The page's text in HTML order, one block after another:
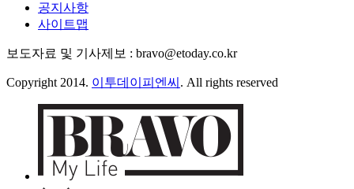
공지사항
사이트맵
보도자료 및 기사제보 : bravo@etoday.co.kr
Copyright 2014. 이투데이피엔씨 . All rights reserved